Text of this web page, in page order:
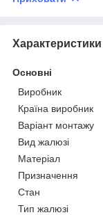
Характеристики
Основні
Виробник
Країна виробник
Варіант монтажу
Вид жалюзі
Матеріал
Призначення
Стан
Тип жалюзі